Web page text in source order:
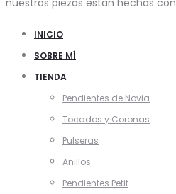
nuestras piezas están hechas
INICIO
SOBRE MÍ
TIENDA
Pendientes de Novia
Tocados y Coronas
Pulseras
Anillos
Pendientes Petit